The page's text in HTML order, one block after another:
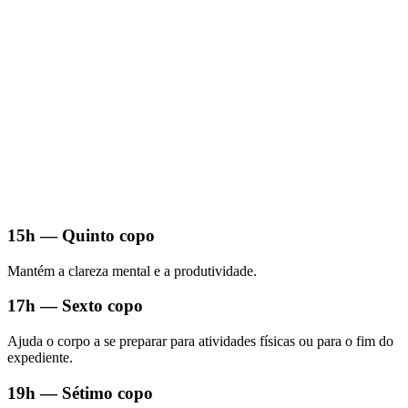
15h — Quinto copo
Mantém a clareza mental e a produtividade.
17h — Sexto copo
Ajuda o corpo a se preparar para atividades físicas ou para o fim do
expediente.
19h — Sétimo copo